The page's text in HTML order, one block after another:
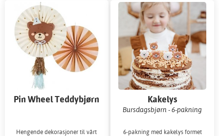
Pin Wheel Teddybjørn
Hengende dekorasjoner til vårt
Kakelys
Bursdagsbjørn - 6-pakning
6-pakning med kakelys formet